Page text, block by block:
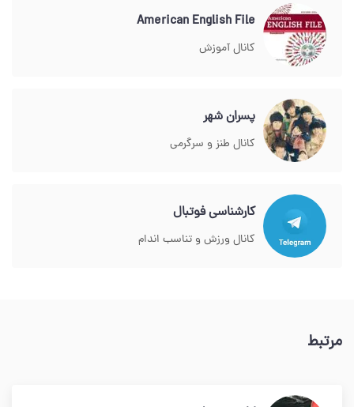
American English File
کانال آموزش
پسران شهر
کانال طنز و سرگرمی
کارشناسی فوتبال
کانال ورزش و تناسب اندام
مرتبط